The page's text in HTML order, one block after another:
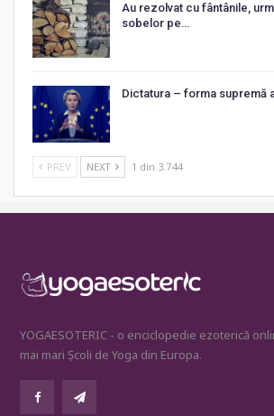
Au rezolvat cu fântânile,
sobelor pe…
Dictatura – forma supremă
PREV NEXT 1 din 3.744
YOGAESOTERIC - o enciclopedie ezoterică
mai mari Școli de Yoga din Europa.